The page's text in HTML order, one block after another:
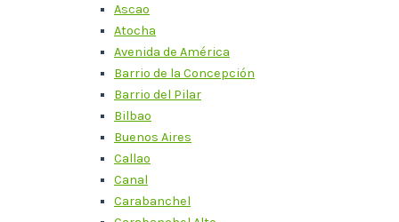
Ascao
Atocha
Avenida de América
Barrio de la Concepción
Barrio del Pilar
Bilbao
Buenos Aires
Callao
Canal
Carabanchel